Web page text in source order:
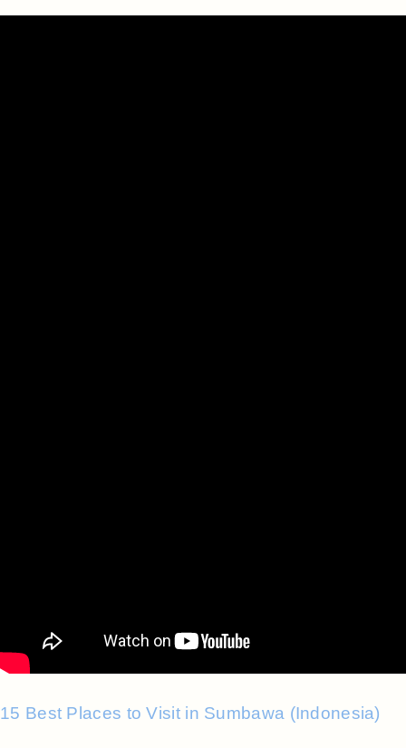
15 Best Places to Visit in Sumbawa (Indonesia)